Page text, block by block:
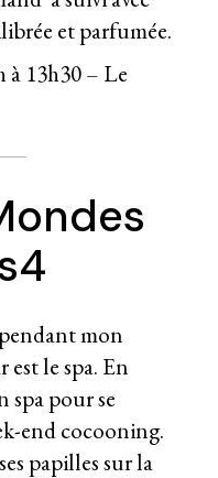
et parfumée.
à 13h30 – Le
mon
est le spa. En
spa pour se
end cocooning.
papilles sur la